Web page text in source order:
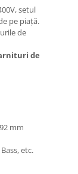
setul
pe piață.
de
de
mm
etc.